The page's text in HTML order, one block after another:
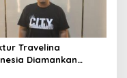
Travelina
Diamankan